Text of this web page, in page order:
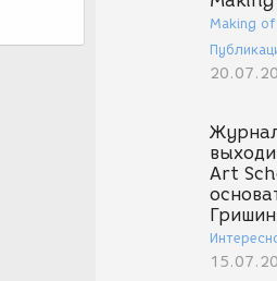
Making of
Art